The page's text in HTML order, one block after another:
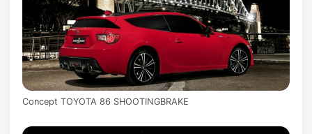
Concept TOYOTA 86 SHOOTINGBRAKE